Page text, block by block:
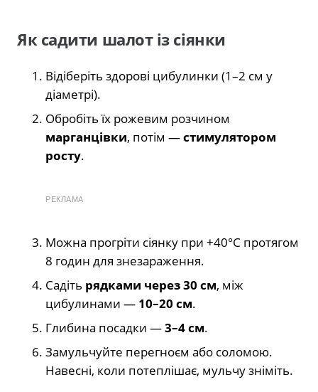
Як садити шалот із сіянки
Відіберіть здорові цибулинки (1–2 см у
діаметрі).
Обробіть їх рожевим розчином
марганцівки, потім —стимулятором
росту.
РЕКЛАМА
Можна прогріти сіянку при +40°C протягом
8 годин для знезараження.
Садіть рядками через 30 см, між
цибулинами — 10–20 см.
Глибина посадки —3–4 см.
Замульчуйте перегноєм або соломою.
Навесні, коли потеплішає, мульчу зніміть.